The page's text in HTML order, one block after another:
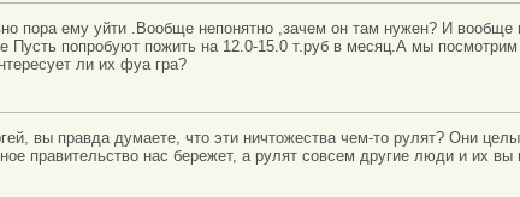
пора ему уйти .Вообще непонятно ,зачем он там нужен? И вообще
Пусть попробуют пожить на 12.0-15.0 т.руб в месяц.А мы посмотрим
ли их фуа гра?
вы правда думаете, что эти ничтожества чем-то рулят? Они
правительство нас бережет, а рулят совсем другие люди и их